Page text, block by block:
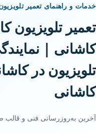
خدمات و راهنمای تعمیر
تعمیر تلویزیون
کاشانی |
تلویزیون در
کاشانی
آخرین به‌روزرسانی فنی و قالب